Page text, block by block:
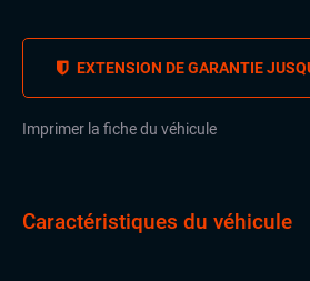
EXTENSION DE GARANTIE
Imprimer la fiche du véhicule
Caractéristiques du véhicule